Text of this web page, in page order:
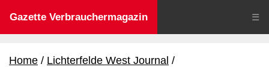
Gazette Verbrauchermagazin ☰
Home
Lichterfelde West Journal